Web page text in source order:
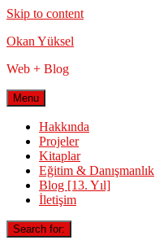
Skip to content
Okan Yüksel
Web + Blog
Menu
Hakkında
Projeler
Kitaplar
Eğitim & Danışmanlık
Blog [13. Yıl]
İletişim
Search for: